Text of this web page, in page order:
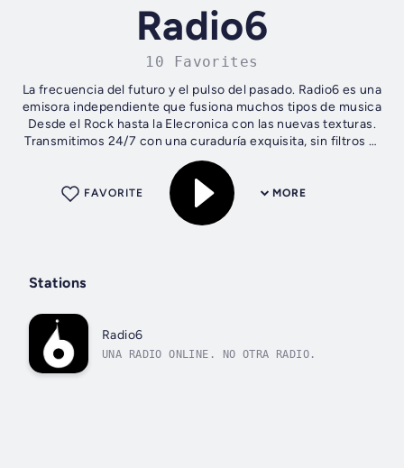
Radio6
10 Favorites
La frecuencia del futuro y el pulso del pasado. Radio6 es una
emisora independiente que fusiona muchos tipos de musica
Desde el Rock hasta la Elecronica con las nuevas texturas.
Transmitimos 24/7 con una curaduría exquisita, sin filtros ni
algoritmos....
MORE
FAVORITE
Stations
Radio6
UNA RADIO ONLINE. NO OTRA RADIO.